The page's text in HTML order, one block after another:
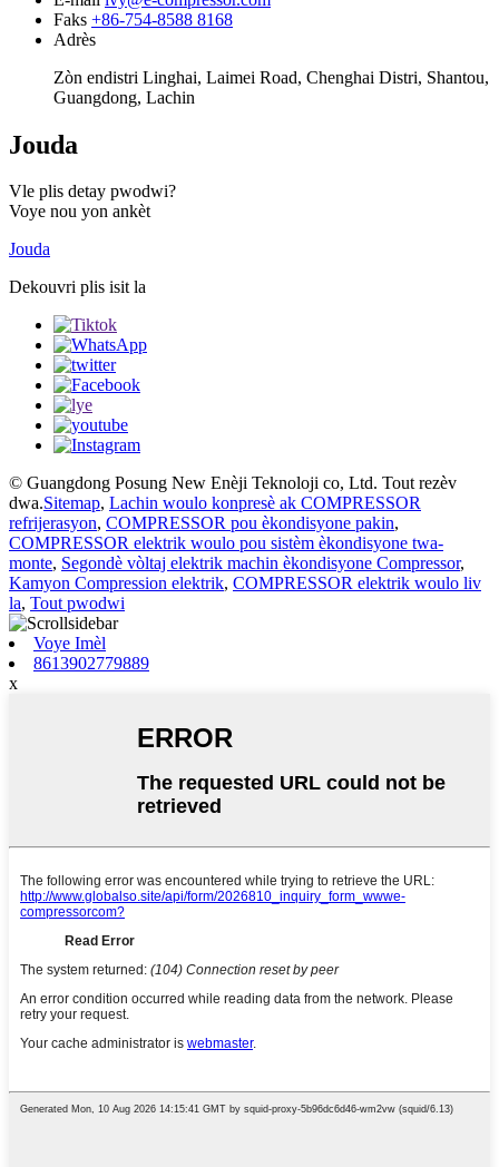
Faks +86-754-8588 8168
Adrès
Zòn endistri Linghai, Laimei Road, Chenghai Distri, Shantou,
Guangdong, Lachin
Jouda
Vle plis detay pwodwi?
Voye nou yon ankèt
Jouda
Dekouvri plis isit la
© Guangdong Posung New Enèji Teknoloji co, Ltd. Tout rezèv
dwa.Sitemap, Lachin woulo konpresè ak COMPRESSOR
refrijerasyon, COMPRESSOR pou èkondisyone pakin,
COMPRESSOR elektrik woulo pou sistèm èkondisyone twa-
monte, Segondè vòltaj elektrik machin èkondisyone Compressor,
Kamyon Compression elektrik, COMPRESSOR elektrik woulo liv
la, Tout pwodwi
Voye Imèl
8613902779889
x